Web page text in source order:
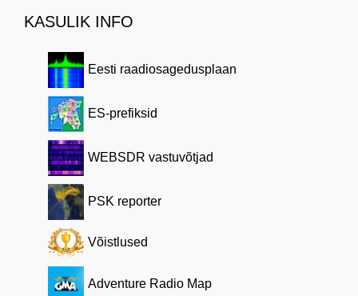
KASULIK INFO
Eesti raadiosagedusplaan
ES-prefiksid
WEBSDR vastuvõtjad
PSK reporter
Võistlused
Adventure Radio Map